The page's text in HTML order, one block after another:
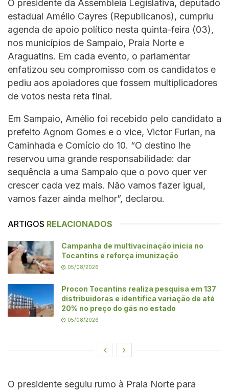
O presidente da Assembleia Legislativa, deputado
estadual Amélio Cayres (Republicanos), cumpriu
agenda de apoio político nesta quinta-feira (03),
nos municípios de Sampaio, Praia Norte e
Araguatins. Em cada evento, o parlamentar
enfatizou seu compromisso com os candidatos e
pediu aos apoiadores que fossem multiplicadores
de votos nesta reta final.
Em Sampaio, Amélio foi recebido pelo candidato a
prefeito Agnom Gomes e o vice, Victor Furlan, na
Caminhada e Comício do 10. “O destino lhe
reservou uma grande responsabilidade: dar
sequência a uma Sampaio que o povo quer ver
crescer cada vez mais. Não vamos fazer igual,
vamos fazer ainda melhor”, declarou.
ARTIGOS RELACIONADOS
Campanha de multivacinação inicia no
Tocantins e reforça imunização
05/08/2026
Procon Tocantins realiza pesquisa em 137
distribuidoras e identifica variação de até
20% no preço do gás no estado
05/08/2026
O presidente seguiu rumo à Praia Norte para